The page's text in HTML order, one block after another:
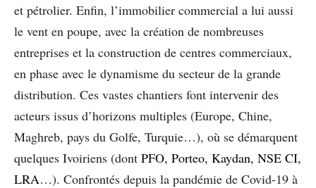
et pétrolier. Enfin, l’immobilier commercial a lui aussi
le vent en poupe, avec la création de nombreuses
entreprises et la construction de centres commerciaux,
en phase avec le dynamisme du secteur de la grande
distribution. Ces vastes chantiers font intervenir des
acteurs issus d’horizons multiples (Europe, Chine,
Maghreb, pays du Golfe, Turquie…), où se démarquent
quelques Ivoiriens (dont PFO, Porteo, Kaydan, NSE CI,
LRA…). Confrontés depuis la pandémie de Covid-19 à